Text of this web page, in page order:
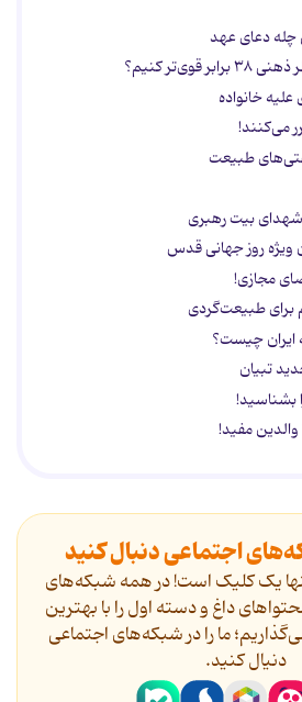
دعای عهد
کنیم؟
می‌کنند!
طبیعت
شهدای بیت رهبری
روز جهانی قدس
مجازی!
ایران چیست؟
تبیان
بشناسید!
مفید!
اجتماعی دنبال کنید
یک کلیک است! در همه شبکه‌های
داغ و دسته اول را با بهترین
ما را در شبکه‌های اجتماعی
دنیال کنید.